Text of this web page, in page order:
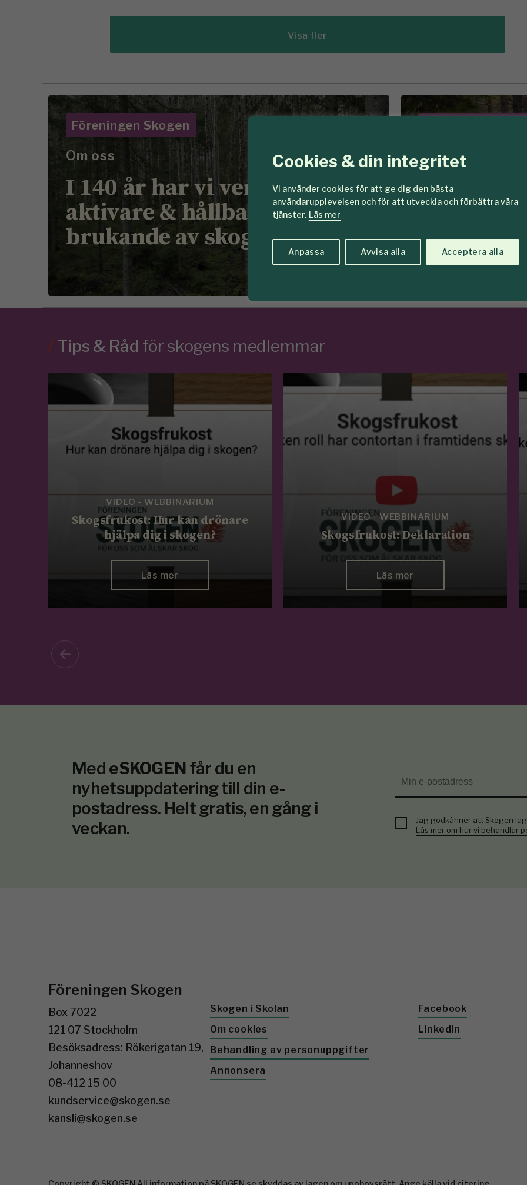
Cookies & din integritet
Vi använder cookies för att ge dig den bästa
användarupplevelsen och för att utveckla och förbättra våra
tjänster. Läs mer
Anpassa Avvisa alla Acceptera alla
Visa fler
Föreningen Skogen
Om oss
I 140 år har vi verkat för
aktivare & hållbarare
brukande av skogen skogar
/ Tips & Råd för skogens medlemmar
VIDEO - WEBBINARIUM
Skogsfrukost: Hur kan drönare
hjälpa dig i skogen?
Läs mer
VIDEO - WEBBINARIUM
Skogsfrukost: Deklaration
Läs mer
Med eSKOGEN får du en
nyhetsuppdatering till din e-
postadress. Helt gratis, en gång i
veckan.
Jag godkänner att Skogen
Läs mer om hur vi behandlar
Föreningen Skogen
Box 7022
121 07 Stockholm
Besöksadress: Rökerigatan 19,
Johanneshov
08-412 15 00
kundservice@skogen.se
kansli@skogen.se
Skogen i Skolan
Om cookies
Behandling av personuppgifter
Annonsera
Facebook
Linkedin